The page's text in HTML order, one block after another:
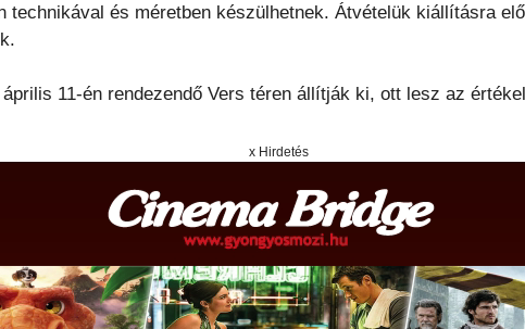
technikával és méretben készülhetnek. Átvételük kiállításra
11-én rendezendő Vers téren állítják ki, ott lesz az
x Hirdetés